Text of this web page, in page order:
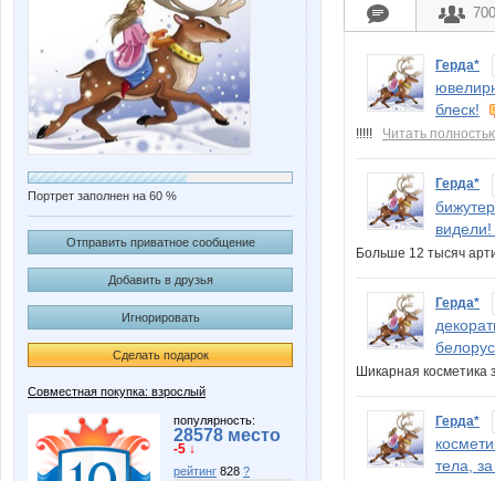
Портрет заполнен на 60 %
Отправить приватное сообщение
Добавить в друзья
Игнорировать
Сделать подарок
Совместная покупка: взрослый
популярность:
28578 место
-5 ↓
рейтинг 828 ?
700
Герда*
блеск!
!!!!! Читать
Герда*
Больше 12 тысяч
Герда*
Шикарная
Герда*
тела,